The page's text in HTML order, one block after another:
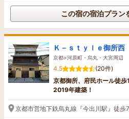
この宿の宿泊プラン
Ｋ－ｓｔｙｌｅ御所西
京都>河原町・烏丸・大宮周辺
4.5
(20件)
京都御所、府民ホール徒歩
2019年建築！
京都市営地下鉄烏丸線『今出川駅』徒歩